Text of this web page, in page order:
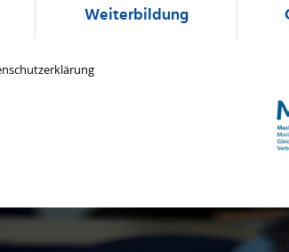
Weiterbildung